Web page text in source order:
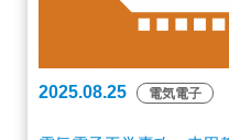
2025.08.25 電気電子